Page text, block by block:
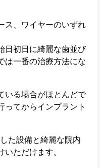
ス、ワイヤーのいずれ
日初日に綺麗な歯並び
は一番の治療方法にな
いる場合がほとんどで
ってからインプラント
た設備と綺麗な院内
ただけます。